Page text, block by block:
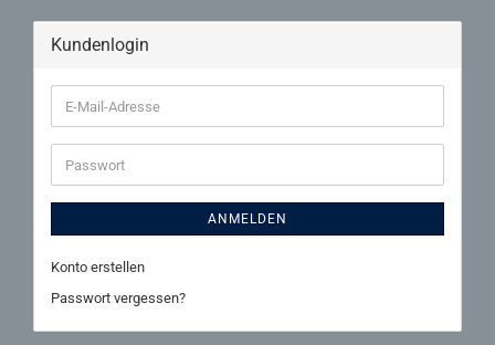
Kundenlogin
E-
Mail-
Adresse
Passwort
ANMELDEN
Konto erstellen
Passwort vergessen?